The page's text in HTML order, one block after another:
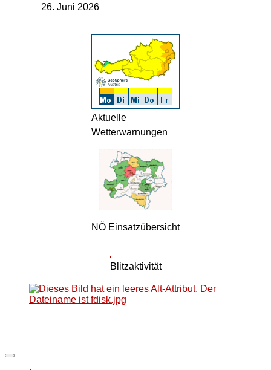
26. Juni 2026
Aktuelle
Wetterwarnungen
NÖ Einsatzübersicht
Blitzaktivität